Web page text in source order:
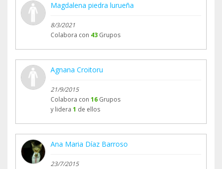
Magdalena piedra lurueña
8/3/2021
Colabora con 43 Grupos
Agnana Croitoru
21/9/2015
Colabora con 16 Grupos
y lidera 1 de ellos
Ana Maria Díaz Barroso
23/7/2015